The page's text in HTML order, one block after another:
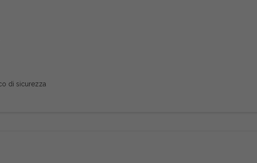
di sicurezza